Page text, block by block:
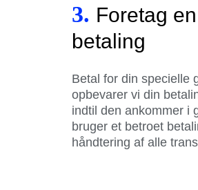
3. Foretag
betaling
Betal for din specielle
opbevarer vi din
indtil den ankommer i
bruger et betroet
håndtering af alle